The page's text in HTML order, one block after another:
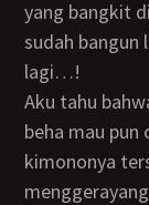
yang bangkit
sudah bangun
lagi…!
Aku tahu bahwa Tante Ken tidur tanpa mengenakan
beha mau pun
kimononya